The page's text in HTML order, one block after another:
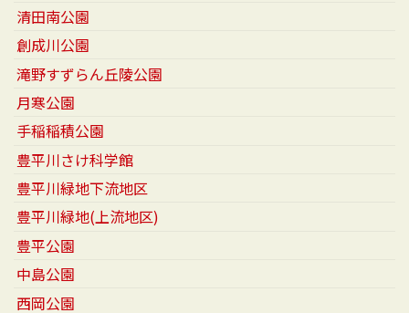
清田南公園
創成川公園
滝野すずらん丘陵公園
月寒公園
手稲稲積公園
豊平川さけ科学館
豊平川緑地下流地区
豊平川緑地(上流地区)
豊平公園
中島公園
西岡公園